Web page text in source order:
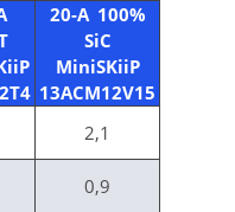
20-A 100%
SiC
MiniSKiiP
13ACM12V15
2,1
0,9